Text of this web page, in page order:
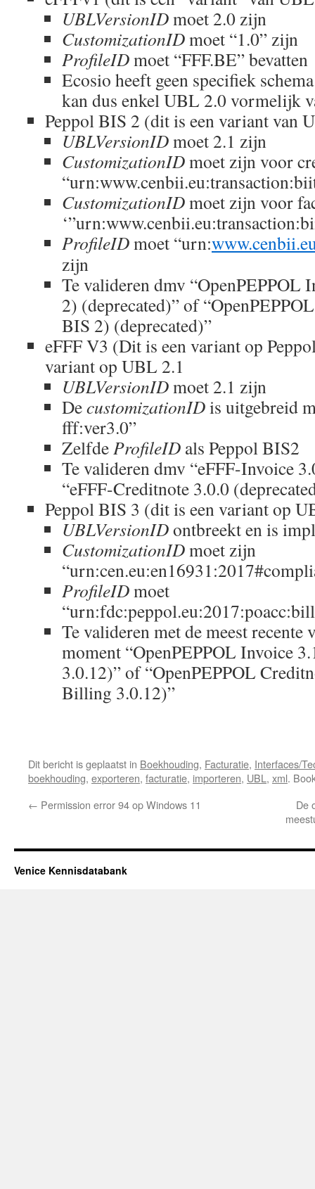
UBLVersionIDmoet 2.0 zijn
CustomizationIDmoet “1.0” zijn
ProfileIDmoet “FFF.BE” bevatten
Ecosio heeft geen specifiek
kan dus enkel UBL 2.0 vormelijk
Peppol BIS 2 (dit is een variant van
UBLVersionIDmoet 2.1 zijn
CustomizationIDmoet zijn voor
CustomizationIDmoet zijn voor
ProfileIDmoet “urn:
zijn
Te valideren dmv “OpenPEPPOL
2) (deprecated)” of
BIS 2) (deprecated)”
eFFF V3 (Dit is een variant op
variant op UBL 2.1
UBLVersionIDmoet 2.1 zijn
DecustomizationIDis uitgebreid
fff:ver3.0”
Zelfde ProfileID als Peppol BIS2
Te valideren dmv “eFFF-Invoice
“eFFF-Creditnote 3.0.0
Peppol BIS 3 (dit is een variant op
UBLVersionIDontbreekt en is
CustomizationIDmoet zijn
ProfileIDmoet
Te valideren met de meest
moment “OpenPEPPOL Invoice
3.0.12)” of “OpenPEPPOL
Billing 3.0.12)”
Dit bericht is geplaatst in Boekhouding, Facturatie, Interfaces/
boekhouding, exporteren, facturatie, importeren, UBL , xml.
← Permission error 94 op Windows 11
De
Venice Kennisdatabank